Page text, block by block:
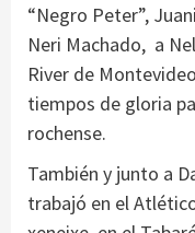
“Negro Peter”,
Neri Machado, a
River de
tiempos de gloria
rochense.
También y junto a
trabajó en el